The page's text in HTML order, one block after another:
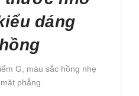
dáng
G, màu sắc hồng nhẹ
phẳng